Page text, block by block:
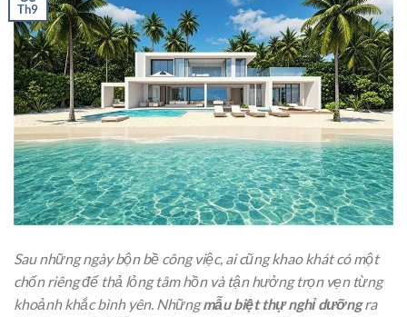
Th9
Sau những ngày bộn bề công việc, ai cũng khao khát có một
chốn riêng để thả lỏng tâm hồn và tận hưởng trọn vẹn từng
khoảnh khắc bình yên. Nhữngmẫu biệt thự nghỉ dưỡngra